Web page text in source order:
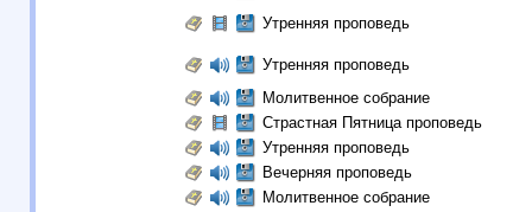
Утренняя проповедь
Утренняя проповедь
Молитвенное собрание
Страстная Пятница проповедь
Утренняя проповедь
Вечерняя проповедь
Молитвенное собрание